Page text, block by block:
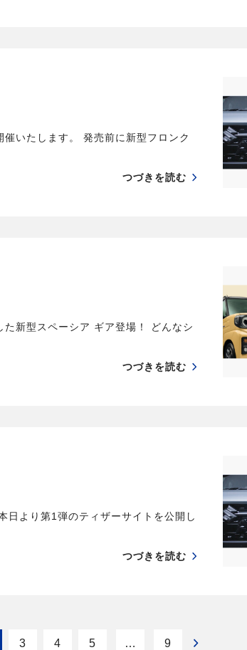
いたします。 発売前に新型フロンク
つづきを読む
新型スペーシア ギア登場！ どんなシ
つづきを読む
日より第1弾のティザーサイトを公開し
つづきを読む
3 4 5 … 9